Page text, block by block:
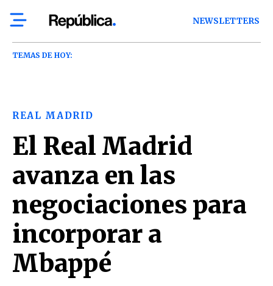
NEWSLETTERS
TEMAS DE HOY:
REAL MADRID
El Real Madrid
avanza en las
negociaciones para
incorporar a
Mbappé